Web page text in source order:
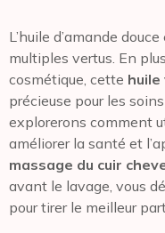
L’huile d’amande
multiples vertus. En
cosmétique, cette
précieuse pour les
explorerons comment
améliorer la santé et
massage du cuir
avant le lavage, vous
pour tirer le meilleur